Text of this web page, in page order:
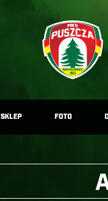
SKLEP FOTO